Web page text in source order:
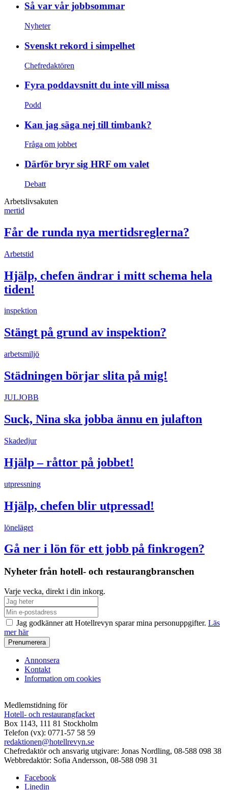
Så var vår jobbsommar
Nyheter
Svenskt rekord i simpelhet
Chefredaktören
Fyra poddavsnitt du inte vill missa
Podd
Kan jag säga nej till timbank?
Fråga om jobbet
Därför bryr sig HRF om valet
Debatt
Arbetslivsakuten
mertid
Får de runda nya mertidsreglerna?
Arbetstid
Hjälp, chefen ändrar i mitt schema hela
tiden!
inspektion
Stängt på grund av inspektion?
arbetsmiljö
Städningen börjar slita på mig!
JULJOBB
Suck, Nina ska jobba ännu en julafton
Skadedjur
Hjälp – råttor på jobbet!
utpressning
Hjälp, chefen blir utpressad!
löneläget
Gå ner i lön för ett jobb på finkrogen?
Nyheter från hotell- och restaurangbranschen
Varje vecka, direkt i din inkorg.
Jag godkänner att Hotellrevyn sparar mina personuppgifter. Läs
mer här
Annonsera
Kontakt
Information om cookies
Medlemstidning för
Hotell- och restaurangfacket
Box 1143, 111 81 Stockholm
Telefon (vx): 0771-57 58 59
redaktionen@hotellrevyn.se
Chefredaktör och ansvarig utgivare: Jonas Nordling, 08-588 098 38
Webbredaktör: Sofia Andersson, 08-588 098 31
Facebook
Linedin